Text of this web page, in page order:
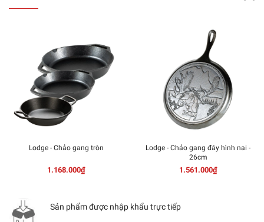
Lodge - Chảo gang tròn
1.168.000₫
Lodge - Chảo gang đáy hình nai -
26cm
1.561.000₫
Sản phẩm được nhập khẩu trực tiếp